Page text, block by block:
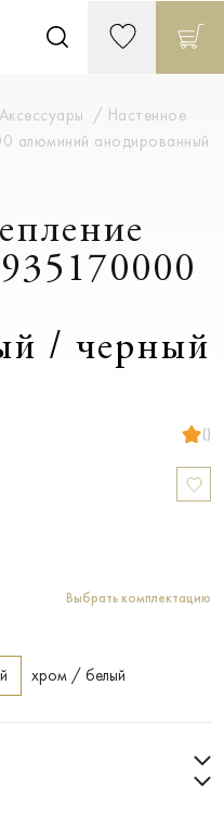
Аксессуары
Настенное
алюминий анодированный
/ черный
()
Выбрать комплектацию
хром / белый